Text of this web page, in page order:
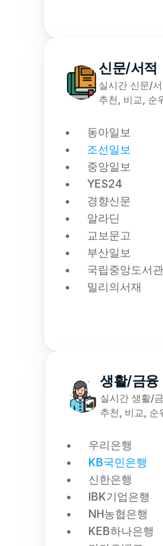
신문/서적
실시간 신문/서
추천, 비교, 순
동아일보
조선일보
중앙일보
YES24
경향신문
알라딘
교보문고
부산일보
국립중앙도서관
밀리의서재
생활/금융
실시간 생활/
추천, 비교, 순
우리은행
KB국민은행
신한은행
IBK기업은행
NH농협은행
KEB하나은행